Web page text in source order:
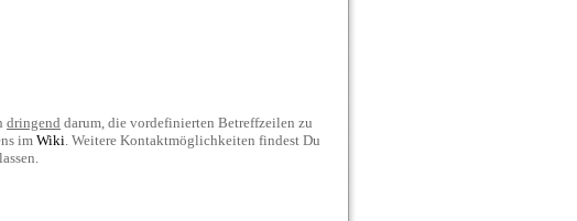
dringend darum, die vordefinierten Betreffzeilen zu
im Wiki . Weitere Kontaktmöglichkeiten findest Du